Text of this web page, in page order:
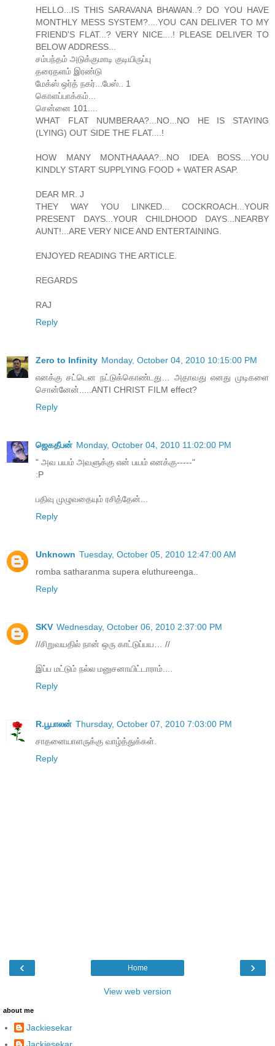
HELLO...IS THIS SARAVANA BHAWAN..? DO YOU HAVE
MONTHLY MESS SYSTEM?....YOU CAN DELIVER TO MY
FRIEND'S FLAT...? VERY NICE....! PLEASE DELIVER TO
BELOW ADDRESS...
சம்பந்தம் அடுக்குமாடி குடியிருப்பு
தரைதளம் இரண்டு
மேக்ஸ் ஒர்த் நகர்...பேஸ்.. 1
கொளப்பாக்கம்...
சென்னை 101....
WHAT FLAT NUMBERAA?...NO...NO HE IS STAYING
(LYING) OUT SIDE THE FLAT....!
HOW MANY MONTHAAAA?...NO IDEA BOSS....YOU
KINDLY START SUPPLYING FOOD + WATER ASAP.
DEAR MR. J
THEY WAY YOU LINKED... COCKROACH...YOUR
PRESENT DAYS...YOUR CHILDHOOD DAYS...NEARBY
AUNT!...ARE VERY NICE AND ENTERTAINING.
ENJOYED READING THE ARTICLE.
REGARDS
RAJ
Reply
Zero to Infinity Monday, October 04, 2010 10:15:00 PM
எனக்கு சட்டென நட்டுக்கொண்டது… அதாவது எனது முடிகளை
சொன்னேன்.....ANTI CHRIST FILM effect?
Reply
ஜெகதீபன் Monday, October 04, 2010 11:02:00 PM
" அவ பயம் அவளுக்கு என் பயம் எனக்கு-----"
:P
பதிவு முழுவதையும் ரசித்தேன்...
Reply
Unknown Tuesday, October 05, 2010 12:47:00 AM
romba satharanma supera eluthureenga..
Reply
SKV Wednesday, October 06, 2010 2:37:00 PM
//சிறுவயதில் நான் ஒரு காட்டுப்பய… //
இப்ப மட்டும் நல்ல மனுசனாயிட்டாராம்....
Reply
R.பூபாலன் Thursday, October 07, 2010 7:03:00 PM
சாதனையாளருக்கு வாழ்த்துக்கள்.
Reply
‹ ›
Home
View web version
about me
Jackiesekar